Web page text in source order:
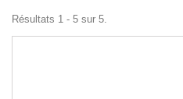
Résultats 1 - 5 sur 5.